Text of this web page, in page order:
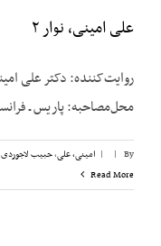
علی امینی، نوار ۲
محل‌مصاحبه: پاریس ـ
By
|
| امینی، علی,حبیب لاجوردی
Read More